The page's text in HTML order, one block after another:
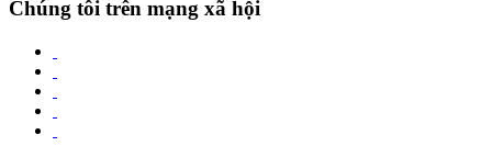
Chúng tôi trên mạng xã hội